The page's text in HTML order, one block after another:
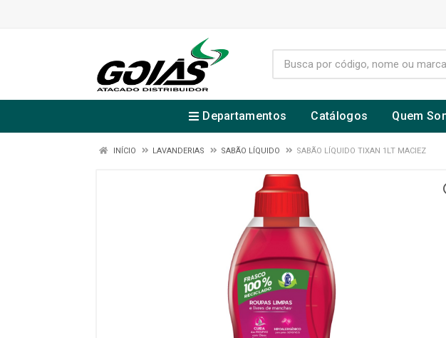
Departamentos Catálogos Quem
INÍCIO LAVANDERIAS SABÃO LÍQUIDO SABÃO LÍQUIDO TIXAN 1LT MACIEZ